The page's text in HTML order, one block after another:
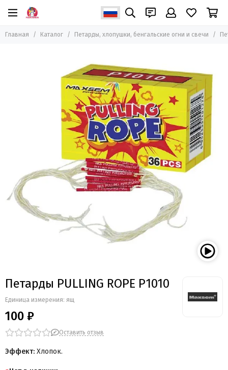
Петарды, хлопушки, бенгальские огни и свечи
Бенгальские огни и свечи
Пневмохлопушки
Хлопушки пиротехнические
Главная Каталог Петарды, хлопушки, бенгальские огни и свечи
Петарды PULLING ROPE P1010
Единица измерения: ящ
100 ₽
Оставить отзыв
Эффект: Хлопок.